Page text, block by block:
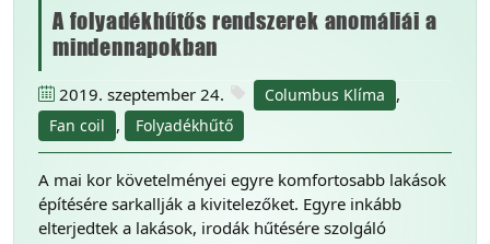
A folyadékhűtős rendszerek anomáliái a
mindennapokban
2019. szeptember 24. Columbus Klíma ,
Fan coil , Folyadékhűtő
A mai kor követelményei egyre komfortosabb lakások
építésére sarkallják a kivitelezőket. Egyre inkább
elterjedtek a lakások, irodák hűtésére szolgáló